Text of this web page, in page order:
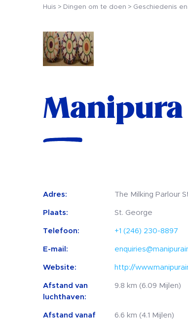
Huis Dingen om te doen Geschiedenis
Adres: The Milking Parlour
Plaats: St. George
Telefoon: +1 (246) 230-8897
E-mail:
Website: http://
Afstand van
luchthaven:
9.8 km (6.09 Mijlen)
Afstand vanaf
6.6 km (4.1 Mijlen)